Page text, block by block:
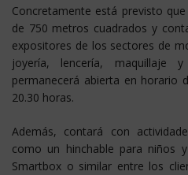
Concretamente está previsto
de 750 metros cuadrados y
expositores de los sectores de
joyería, lencería,
permanecerá abierta en horario
20.30 horas.
Además, contará con
como un hinchable para niños
Smartbox o similar entre los